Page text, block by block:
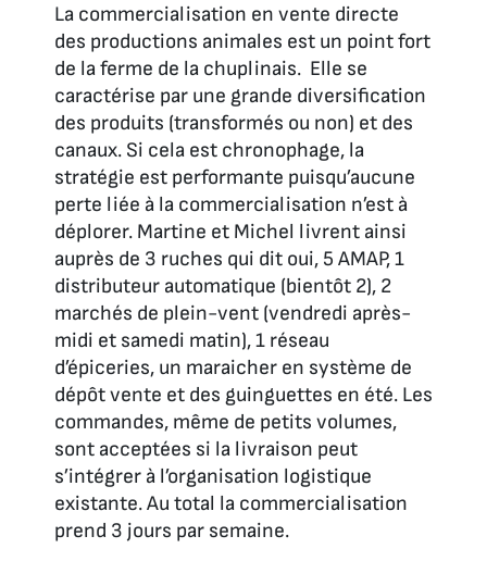
La commercialisation en vente directe
des productions animales est un point fort
de la ferme de la chuplinais. Elle se
caractérise par une grande diversification
des produits (transformés ou non) et des
canaux. Si cela est chronophage, la
stratégie est performante puisqu’aucune
perte liée à la commercialisation n’est à
déplorer. Martine et Michel livrent ainsi
auprès de 3 ruches qui dit oui, 5 AMAP, 1
distributeur automatique (bientôt 2), 2
marchés de plein-vent (vendredi après-
midi et samedi matin), 1 réseau
d’épiceries, un maraicher en système de
dépôt vente et des guinguettes en été. Les
commandes, même de petits volumes,
sont acceptées si la livraison peut
s’intégrer à l’organisation logistique
existante. Au total la commercialisation
prend 3 jours par semaine.